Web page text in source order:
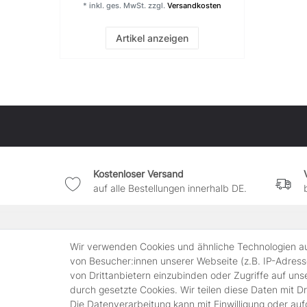
Schuppen und Gerätehaus
Artikel anzeigen
* inkl. ges. MwSt. zzgl. Versandkosten
Kostenloser Versand
auf alle Bestellungen innerhalb DE.
Kontakt
Über Uns
Zahlungsmöglichkeiten
AGB
Wir verwenden Cookies und ähnliche Technologien
von Besucher:innen unserer Webseite (z.B. IP-
von Drittanbietern einzubinden oder Zugriffe auf
durch gesetzte Cookies. Wir teilen diese Daten mit
Die Datenverarbeitung kann mit Einwilligung oder